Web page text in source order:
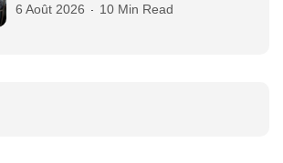
6 Août 2026 10 Min Read